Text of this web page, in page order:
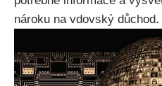
nároku na vdovský důchod.